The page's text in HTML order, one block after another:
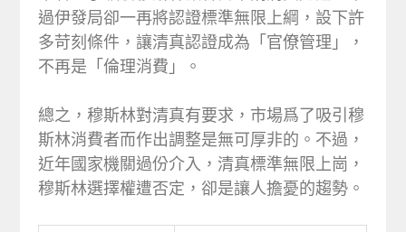
過伊發局卻一再將認證標準無限上綱，設下許
多苛刻條件，讓清真認證成為「官僚管理」，
不再是「倫理消費」。
總之，穆斯林對清真有要求，市場爲了吸引穆
斯林消費者而作出調整是無可厚非的。不過，
近年國家機關過份介入，清真標準無限上崗，
穆斯林選擇權遭否定，卻是讓人擔憂的趨勢。